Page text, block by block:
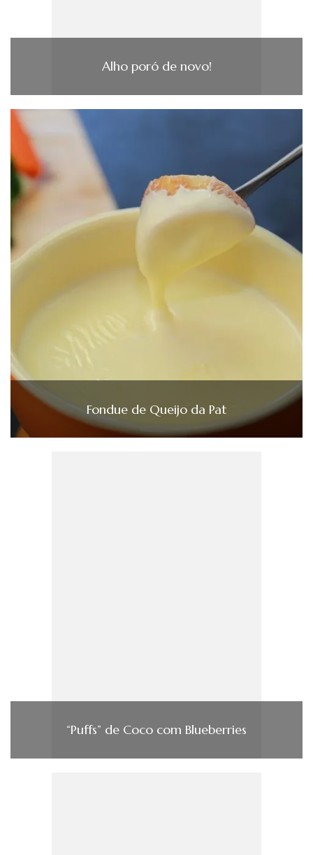
Alho poró de novo!
Fondue de Queijo da Pat
“Puffs” de Coco com Blueberries